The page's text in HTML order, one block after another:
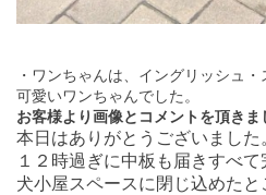
・ワンちゃんは、イングリッシュ
可愛いワンちゃんでした。
お客様より画像とコメントを頂きま
本日はありがとうございました
１２時過ぎに中板も届きすべて
犬小屋スペースに閉じ込めた